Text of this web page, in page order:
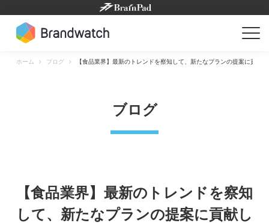
content
ホーム ブログ 【食品業界】最新のトレンドを察知して、新たなプランの提案に貢献
ブログ
【食品業界】最新のトレンドを察知
して、新たなプランの提案に貢献し